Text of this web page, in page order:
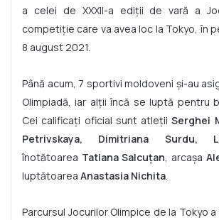
a celei de XXXII-a ediții de vară a
competiție care va avea loc la Tokyo, în
8 august 2021.
Până acum, 7 sportivi moldoveni și-au
Olimpiadă, iar alții încă se luptă pentru
Cei calificați oficial sunt atlețiiSerghei
Petrivskaya, Dimitriana Surdu,
înotătoarea Tatiana Salcuțan, arcașa
luptătoarea Anastasia Nichita.
Parcursul Jocurilor Olimpice de la Tokyo